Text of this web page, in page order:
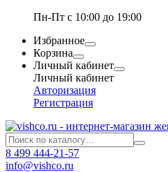
Пн-Пт с 10:00 до 19:00
Избранное
Корзина
Личный кабинет
Личный кабинет
Авторизация
Регистрация
8 499 444-21-57
info@vishco.ru